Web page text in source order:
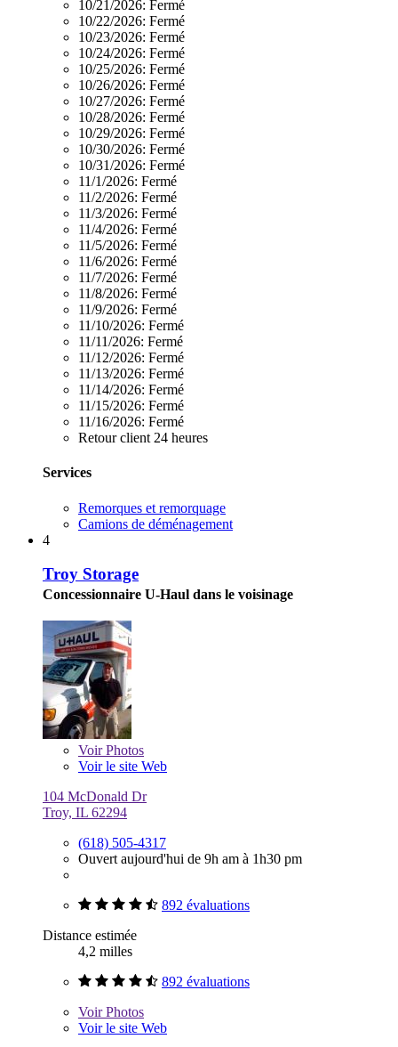
10/21/2026: Fermé
10/22/2026: Fermé
10/23/2026: Fermé
10/24/2026: Fermé
10/25/2026: Fermé
10/26/2026: Fermé
10/27/2026: Fermé
10/28/2026: Fermé
10/29/2026: Fermé
10/30/2026: Fermé
10/31/2026: Fermé
11/1/2026: Fermé
11/2/2026: Fermé
11/3/2026: Fermé
11/4/2026: Fermé
11/5/2026: Fermé
11/6/2026: Fermé
11/7/2026: Fermé
11/8/2026: Fermé
11/9/2026: Fermé
11/10/2026: Fermé
11/11/2026: Fermé
11/12/2026: Fermé
11/13/2026: Fermé
11/14/2026: Fermé
11/15/2026: Fermé
11/16/2026: Fermé
Retour client 24 heures
Services
Remorques et remorquage
Camions de déménagement
4
Troy Storage
Concessionnaire U-Haul dans le voisinage
VoirPhotos
Voir le site Web
104 McDonald Dr
Troy, IL 62294
(618) 505-4317
Ouvert aujourd'hui de 9h am à 1h30 pm
892 évaluations
Distance estimée
4,2 milles
892 évaluations
VoirPhotos
Voir le site Web